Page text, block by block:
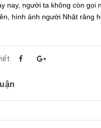
nay, người ta không còn gọi
hình ảnh người Nhật răng